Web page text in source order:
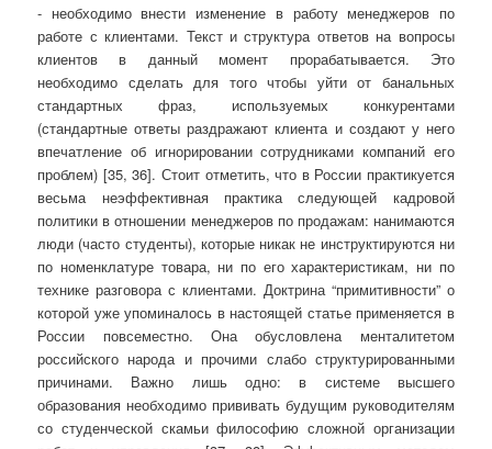
- необходимо внести изменение в работу менеджеров по
работе с клиентами. Текст и структура ответов на вопросы
клиентов в данный момент прорабатывается. Это
необходимо сделать для того чтобы уйти от банальных
стандартных фраз, используемых конкурентами
(стандартные ответы раздражают клиента и создают у него
впечатление об игнорировании сотрудниками компаний его
проблем) [35, 36]. Стоит отметить, что в России практикуется
весьма неэффективная практика следующей кадровой
политики в отношении менеджеров по продажам: нанимаются
люди (часто студенты), которые никак не инструктируются ни
по номенклатуре товара, ни по его характеристикам, ни по
технике разговора с клиентами. Доктрина “примитивности” о
которой уже упоминалось в настоящей статье применяется в
России повсеместно. Она обусловлена менталитетом
российского народа и прочими слабо структурированными
причинами. Важно лишь одно: в системе высшего
образования необходимо прививать будущим руководителям
со студенческой скамьи философию сложной организации